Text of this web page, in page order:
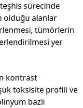
sürecinde
olduğu alanlar
tümörlerin
yer
kontrast
toksisite profili ve
bazlı